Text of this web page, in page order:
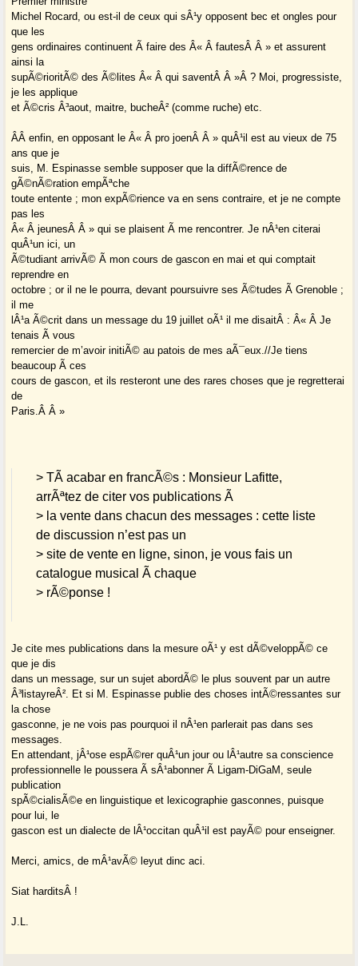
Michel Rocard, ou est-il de ceux qui sÂ¹y opposent bec et ongles pour
que les
gens ordinaires continuent Ã faire des Â« Â fautesÂ Â » et assurent
ainsi la
supÃ©rioritÃ© des Ã©lites Â« Â qui saventÂ Â »Â ? Moi, progressiste,
je les applique
et Ã©cris Â³aout, maitre, bucheÂ² (comme ruche) etc.
Â­Â enfin, en opposant le Â« Â pro joenÂ Â » quÂ¹il est au vieux de 75
ans que je
suis, M. Espinasse semble supposer que la diffÃ©rence de
gÃ©nÃ©ration empÃªche
toute entente ; mon expÃ©rience va en sens contraire, et je ne compte
pas les
Â« Â jeunesÂ Â » qui se plaisent Ã me rencontrer. Je nÂ¹en citerai
quÂ¹un ici, un
Ã©tudiant arrivÃ© Ã mon cours de gascon en mai et qui comptait
reprendre en
octobre ; or il ne le pourra, devant poursuivre ses Ã©tudes Ã Grenoble ;
il me
lÂ¹a Ã©crit dans un message du 19 juillet oÃ¹ il me disaitÂ : Â« Â Je
tenais Ã vous
remercier de m’avoir initiÃ© au patois de mes aÃ¯eux.//Je tiens
beaucoup Ã ces
cours de gascon, et ils resteront une des rares choses que je regretterai
de
Paris.Â Â »
> TÃ acabar en francÃ©s : Monsieur Lafitte,
arrÃªtez de citer vos publications Ã
> la vente dans chacun des messages : cette liste
de discussion n’est pas un
> site de vente en ligne, sinon, je vous fais un
catalogue musical Ã chaque
> rÃ©ponse !
Je cite mes publications dans la mesure oÃ¹ y est dÃ©veloppÃ© ce
que je dis
dans un message, sur un sujet abordÃ© le plus souvent par un autre
Â³listayreÂ². Et si M. Espinasse publie des choses intÃ©ressantes sur
la chose
gasconne, je ne vois pas pourquoi il nÂ¹en parlerait pas dans ses
messages.
En attendant, jÂ¹ose espÃ©rer quÂ¹un jour ou lÂ¹autre sa conscience
professionnelle le poussera Ã sÂ¹abonner Ã Ligam-DiGaM, seule
publication
spÃ©cialisÃ©e en linguistique et lexicographie gasconnes, puisque
pour lui, le
gascon est un dialecte de lÂ¹occitan quÂ¹il est payÃ© pour enseigner.
Merci, amics, de mÂ¹avÃ© leyut dinc aci.
Siat harditsÂ !
J.L.